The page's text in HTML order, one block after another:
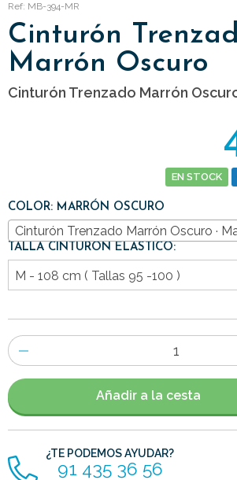
Ref: MB-394-MR
Cinturón
Marrón Oscuro
Cinturón Trenzado Marrón
EN STOCK
COLOR: MARRÓN OSCURO
Cinturón Trenzado Marrón Oscuro ·
TALLA CINTURÓN ELÁSTICO:
Número
de
artículos
Añadir a la cesta
¿TE PODEMOS AYUDAR?
91 435 36 56